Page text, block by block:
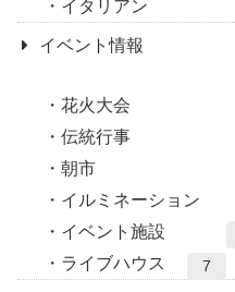
イタリアン
イベント情報
花火大会
伝統行事
朝市
イルミネーション
イベント施設
ライブハウス 7